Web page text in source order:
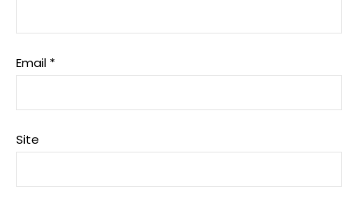
Email *
Site